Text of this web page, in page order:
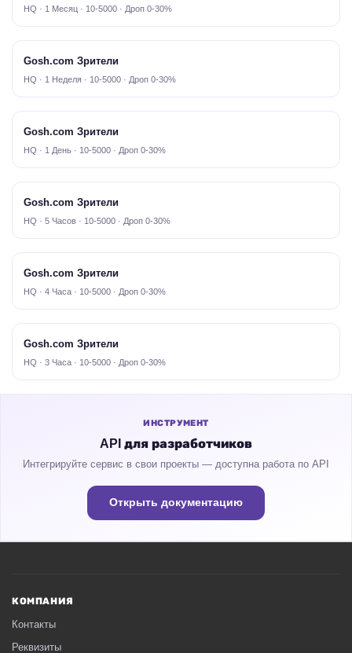
HQ · 1 Месяц · 10-5000 · Дроп 0-30%
Gosh.com Зрители
HQ · 1 Неделя · 10-5000 · Дроп 0-30%
Gosh.com Зрители
HQ · 1 День · 10-5000 · Дроп 0-30%
Gosh.com Зрители
HQ · 5 Часов · 10-5000 · Дроп 0-30%
Gosh.com Зрители
HQ · 4 Часа · 10-5000 · Дроп 0-30%
Gosh.com Зрители
HQ · 3 Часа · 10-5000 · Дроп 0-30%
ИНСТРУМЕНТ
API для разработчиков
Интегрируйте сервис в свои проекты — доступна работа по API
Открыть документацию
КОМПАНИЯ
Контакты
Реквизиты